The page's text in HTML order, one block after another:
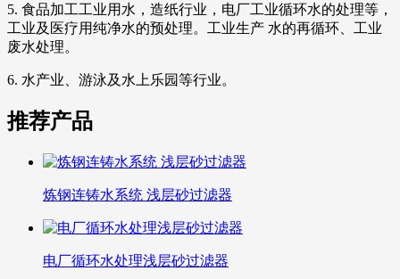
5. 食品加工工业用水，造纸行业，电厂工业循环水的处理等，
工业及医疗用纯净水的预处理。工业生产 水的再循环、工业
废水处理。
6. 水产业、游泳及水上乐园等行业。
推荐产品
炼钢连铸水系统 浅层砂过滤器
电厂循环水处理浅层砂过滤器